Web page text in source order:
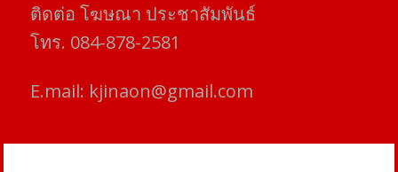
ติดต่อ​ โฆษณา​ ประชาสัมพันธ์
โทร​. 084-878-2581
E.mail: kjinaon@gmail.com